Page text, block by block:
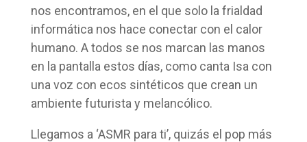
nos encontramos, en el que solo la frialdad
informática nos hace conectar con el calor
humano. A todos se nos marcan las manos
en la pantalla estos días, como canta Isa con
una voz con ecos sintéticos que crean un
ambiente futurista y melancólico.
Llegamos a ‘ASMR para ti’, quizás el pop más